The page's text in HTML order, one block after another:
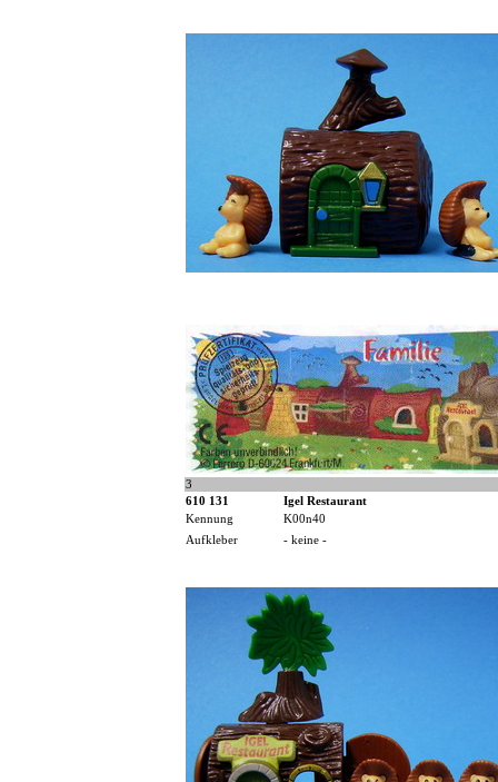
3
610 131
Igel Restaurant
Kennung
K00n40
Aufkleber
- keine -